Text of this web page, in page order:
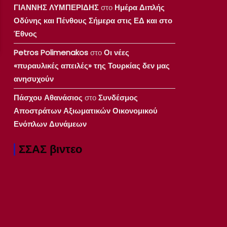
ΓΙΑΝΝΗΣ ΛΥΜΠΕΡΙΔΗΣστο Ημέρα Διπλής
Οδύνης και Πένθους Σήμερα στις ΕΔ και στο
Έθνος
Petros PolimenakosστοΟι νέες
«πυραυλικές απειλές» της Τουρκίας δεν μας
ανησυχούν
Πάσχου Αθανάσιος στοΣυνδέσμος
Αποστράτων Αξιωματικών Οικονομικού
Ενόπλων Δυνάμεων
ΣΣΑΣ βιντεο